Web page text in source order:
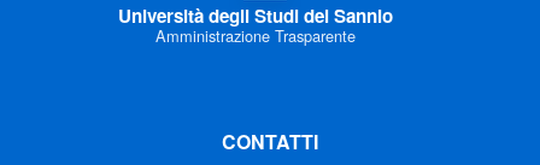
Università degli Studi del Sannio
Amministrazione Trasparente
CONTATTI